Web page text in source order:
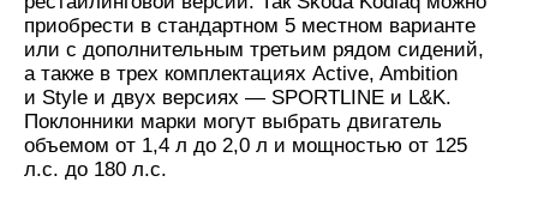
приобрести в стандартном 5 местном варианте
или с дополнительным третьим рядом сидений,
а также в трех комплектациях Active, Ambition
и Style и двух версиях — SPORTLINE и L&K.
Поклонники марки могут выбрать двигатель
объемом от 1,4 л до 2,0 л и мощностью от 125
л.с. до 180 л.с.